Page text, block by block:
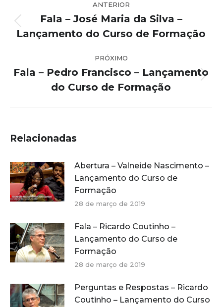
de
post:
ANTERIOR
anterior:
Fala – José Maria da Silva –
Lançamento do Curso de Formação
PRÓXIMO
post:
Fala – Pedro Francisco – Lançamento
do Curso de Formação
Relacionadas
Abertura – Valneide Nascimento –
Lançamento do Curso de
Formação
28 de março de 2019
Fala – Ricardo Coutinho –
Lançamento do Curso de
Formação
28 de março de 2019
Perguntas e Respostas – Ricardo
Coutinho – Lançamento do Curso